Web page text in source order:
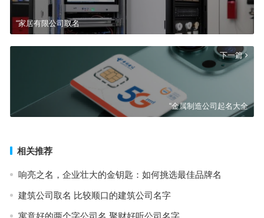
“家居有限公司取名
下一篇
“金属制造公司起名大全
相关推荐
响亮之名，企业壮大的金钥匙：如何挑选最佳品牌名
建筑公司取名 比较顺口的建筑公司名字
寓意好的两个字公司名 聚财好听公司名字